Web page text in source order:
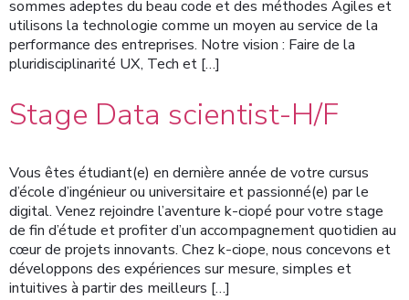
sommes adeptes du beau code et des méthodes Agiles et
utilisons la technologie comme un moyen au service de la
performance des entreprises. Notre vision : Faire de la
pluridisciplinarité UX, Tech et […]
Stage Data scientist-H/F
Vous êtes étudiant(e) en dernière année de votre cursus
d’école d’ingénieur ou universitaire et passionné(e) par le
digital. Venez rejoindre l’aventure k-ciopé pour votre stage
de fin d’étude et profiter d’un accompagnement quotidien au
cœur de projets innovants. Chez k-ciope, nous concevons et
développons des expériences sur mesure, simples et
intuitives à partir des meilleurs […]